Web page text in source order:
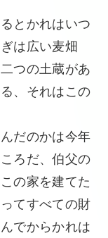
とかれはいつ
は広い麦畑
つの土蔵があ
、それはこの
だのかは今年
ろだ、伯父の
の家を建てた
てすべての財
でからかれは